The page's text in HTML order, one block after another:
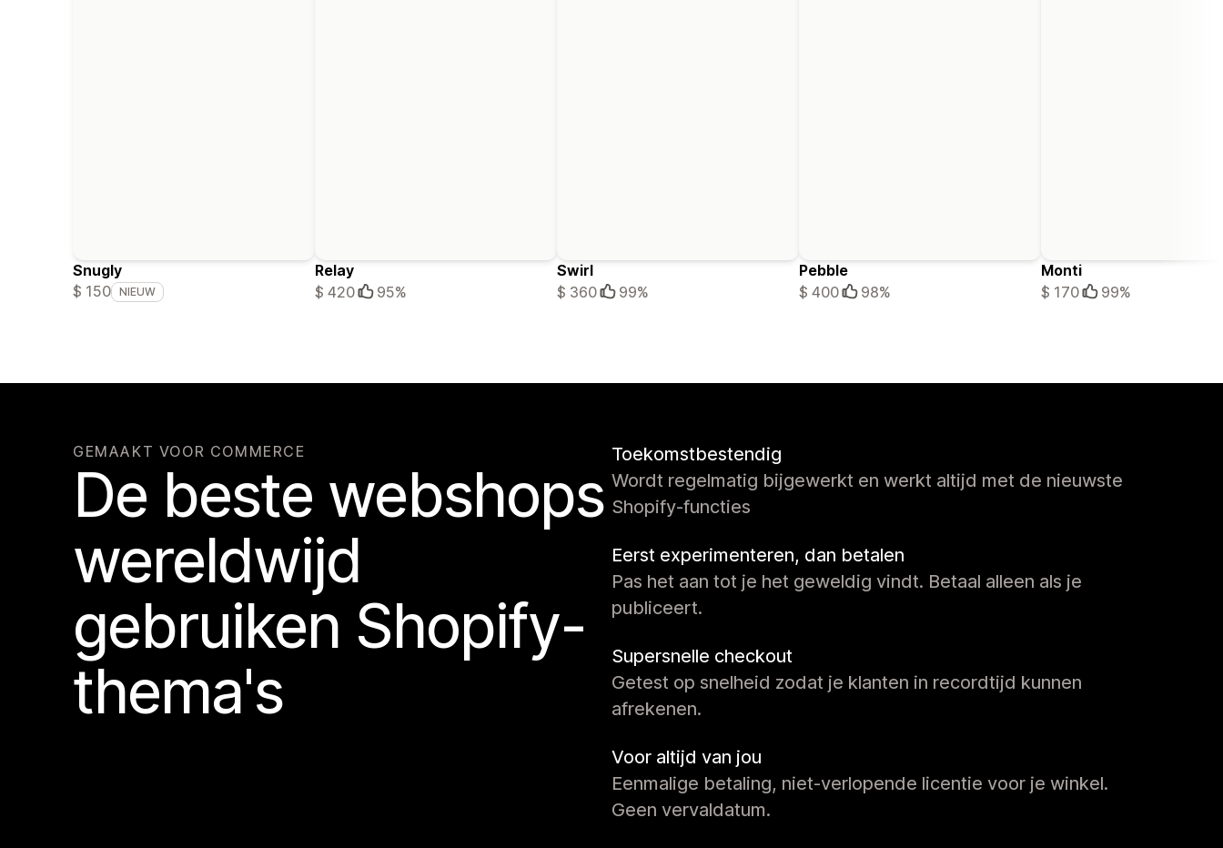
Snugly
$ 150 NIEUW
Relay
$ 420
95%
Swirl
$ 360
99%
Pebble
$ 400
98%
Monti
$ 170
99%
GEMAAKT VOOR COMMERCE
De beste webshops
wereldwijd
gebruiken Shopify-
thema's
Toekomstbestendig
Wordt regelmatig bijgewerkt en werkt altijd met de nieuwste
Shopify-functies
Eerst experimenteren, dan betalen
Pas het aan tot je het geweldig vindt. Betaal alleen als je
publiceert.
Supersnelle checkout
Getest op snelheid zodat je klanten in recordtijd kunnen
afrekenen.
Voor altijd van jou
Eenmalige betaling, niet-verlopende licentie voor je winkel.
Geen vervaldatum.